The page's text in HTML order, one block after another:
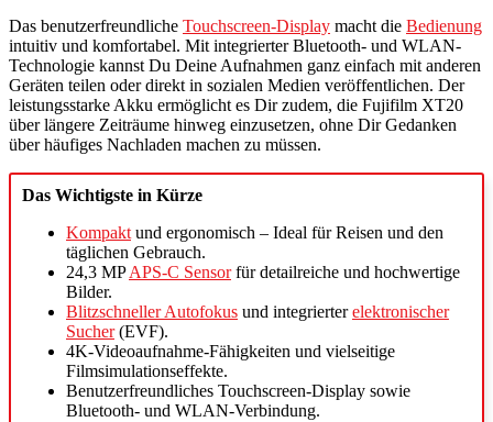
Das benutzerfreundliche Touchscreen-Display macht die Bedienung
intuitiv und komfortabel. Mit integrierter Bluetooth- und WLAN-
Technologie kannst Du Deine Aufnahmen ganz einfach mit anderen
Geräten teilen oder direkt in sozialen Medien veröffentlichen. Der
leistungsstarke Akku ermöglicht es Dir zudem, die Fujifilm XT20
über längere Zeiträume hinweg einzusetzen, ohne Dir Gedanken
über häufiges Nachladen machen zu müssen.
Das Wichtigste in Kürze
Kompakt und ergonomisch – Ideal für Reisen und den
täglichen Gebrauch.
24,3 MPAPS-C Sensorfür detailreiche und hochwertige
Bilder.
Blitzschneller Autofokus und integrierterelektronischer
Sucher(EVF).
4K-Videoaufnahme-Fähigkeiten und vielseitige
Filmsimulationseffekte.
Benutzerfreundliches Touchscreen-Display sowie
Bluetooth- und WLAN-Verbindung.